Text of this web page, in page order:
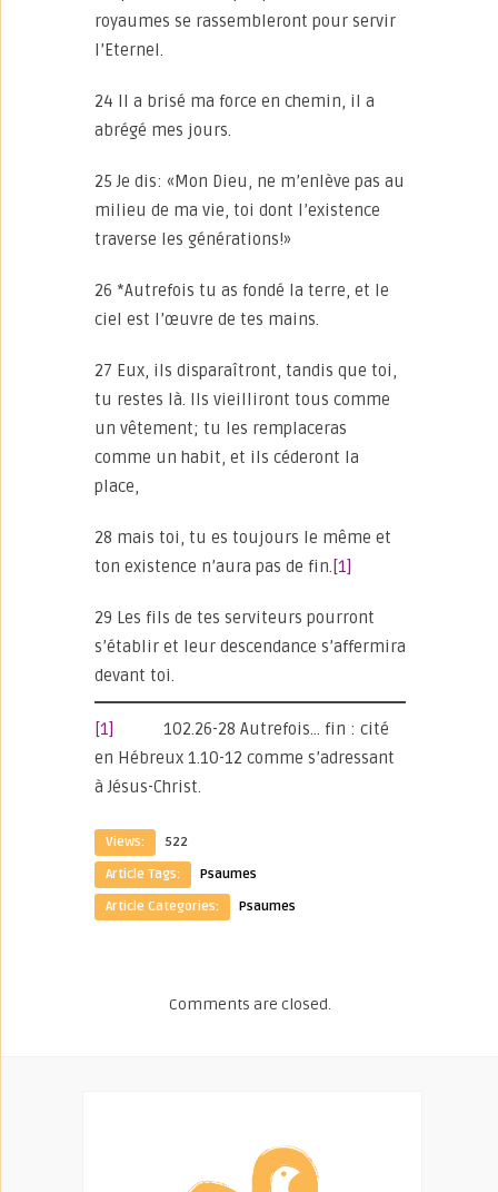
royaumes se rassembleront pour servir
l’Eternel.
24 Il a brisé ma force en chemin, il a
abrégé mes jours.
25 Je dis: «Mon Dieu, ne m’enlève pas au
milieu de ma vie, toi dont l’existence
traverse les générations!»
26 *Autrefois tu as fondé la terre, et le
ciel est l’œuvre de tes mains.
27 Eux, ils disparaîtront, tandis que toi,
tu restes là. Ils vieilliront tous comme
un vêtement; tu les remplaceras
comme un habit, et ils céderont la
place,
28 mais toi, tu es toujours le même et
ton existence n’aura pas de fin. [1]
29 Les fils de tes serviteurs pourront
s’établir et leur descendance s’affermira
devant toi.
[1]
102.26-28 Autrefois… fin : cité
en Hébreux 1.10-12 comme s’adressant
à Jésus-Christ.
Views:
522
Article Tags:
Psaumes
Article Categories:
Psaumes
Comments are closed.